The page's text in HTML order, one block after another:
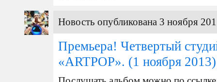
Новость опубликована 3 ноября
Премьера! Четвертый
«ARTPOP». (1 ноября 2013)